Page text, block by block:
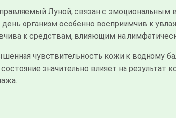
Луной, связан с
организм особенно восприимчив к
к средствам, влияющим на
чувствительность кожи к водному
значительно влияет на результат